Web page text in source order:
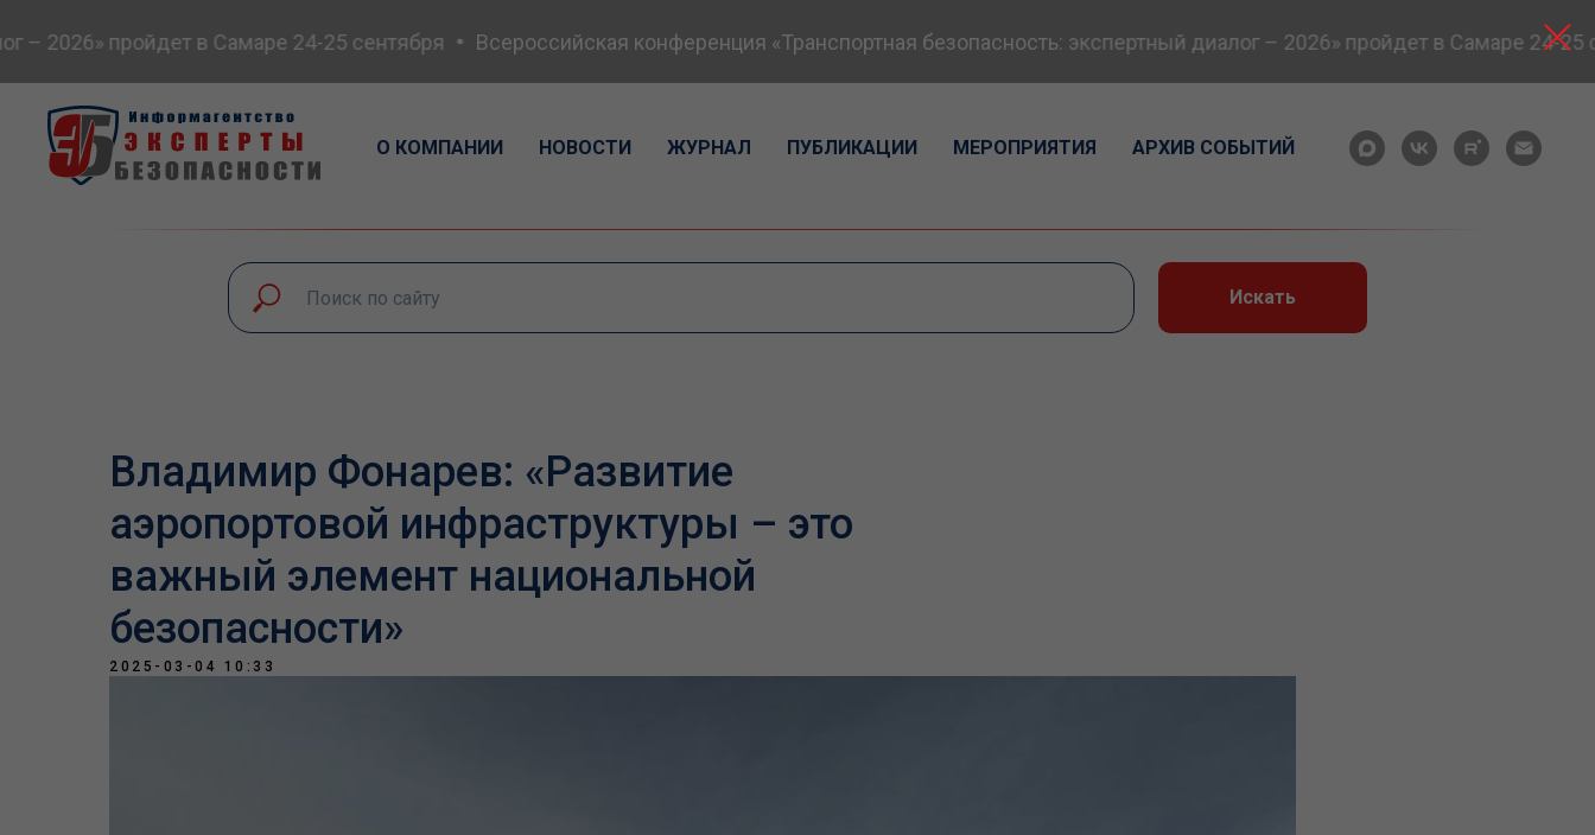
2026» пройдет в Самаре 24-25 сентября Всероссийская конференция «Транспортная безопасность: экспертный диалог – 2026» пройдет в Самаре 24-25
О КОМПАНИИ НОВОСТИ ЖУРНАЛ ПУБЛИКАЦИИ МЕРОПРИЯТИЯ АРХИВ СОБЫТИЙ
Искать
Владимир Фонарев: «Развитие
аэропортовой инфраструктуры – это
важный элемент национальной
безопасности»
2025-03-04 10:33